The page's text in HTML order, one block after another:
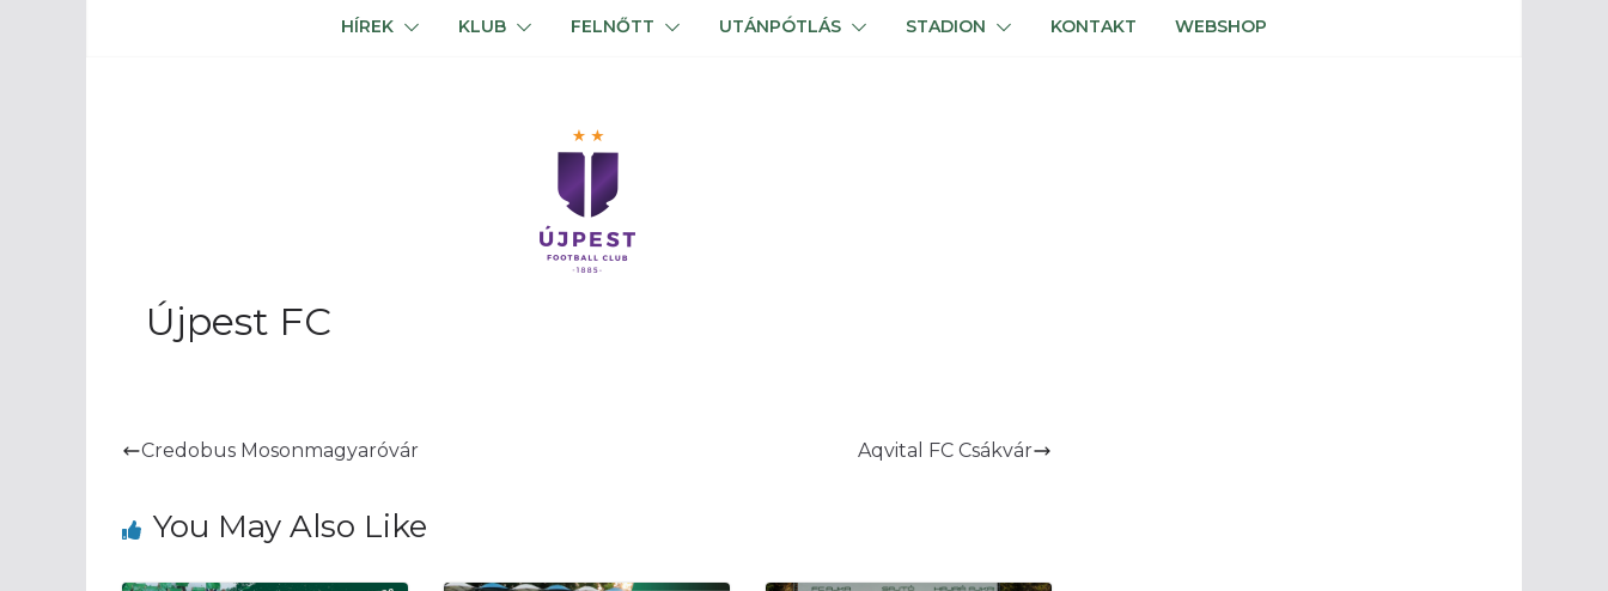
HÍREK KLUB FELNŐTT UTÁNPÓTLÁS STADION KONTAKT WEBSHOP
Újpest FC
Credobus Mosonmagyaróvár Aqvital FC Csákvár
You May Also Like